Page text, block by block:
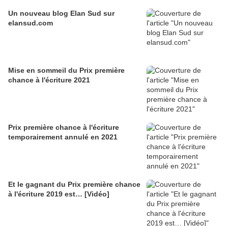
Un nouveau blog Elan Sud sur
elansud.com
Mise en sommeil du Prix première
chance à l'écriture 2021
Prix première chance à l'écriture
temporairement annulé en 2021
Et le gagnant du Prix première chance
à l'écriture 2019 est… [Vidéo]